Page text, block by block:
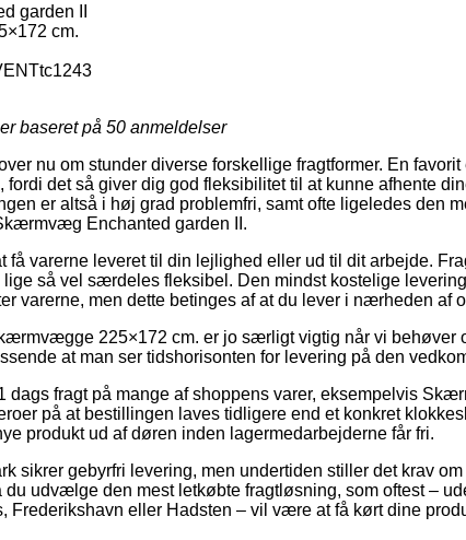
garden II
cm.
baseret på 50 anmeldelser
nu om stunder diverse forskellige fragtformer. En
fordi det så giver dig god fleksibilitet til at kunne afhente
er altså i høj grad problemfri, samt ofte ligeledes den
Enchanted garden II.
få varerne leveret til din lejlighed eller ud til dit arbejde.
så vel særdeles fleksibel. Den mindst kostelige
varerne, men dette betinges af at du lever i nærheden af
225×172 cm. er jo særligt vigtig når vi behøver
at man ser tidshorisonten for levering på den
dags fragt på mange af shoppens varer, eksempelvis
på at bestillingen laves tidligere end et konkret
produkt ud af døren inden lagermedarbejderne får fri.
sikrer gebyrfri levering, men undertiden stiller det krav
du udvælge den mest letkøbte fragtløsning, som oftest –
Frederikshavn eller Hadsten – vil være at få kørt dine